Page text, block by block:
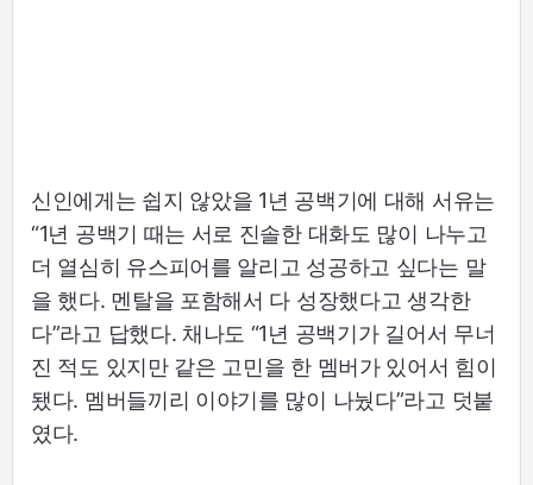
신인에게는 쉽지 않았을 1년 공백기에 대해 서유는
“1년 공백기 때는 서로 진솔한 대화도 많이 나누고
더 열심히 유스피어를 알리고 성공하고 싶다는 말
을 했다. 멘탈을 포함해서 다 성장했다고 생각한
다”라고 답했다. 채나도 “1년 공백기가 길어서 무너
진 적도 있지만 같은 고민을 한 멤버가 있어서 힘이
됐다. 멤버들끼리 이야기를 많이 나눴다”라고 덧붙
였다.